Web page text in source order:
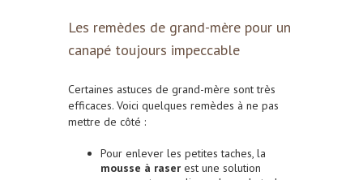
Les remèdes de grand-mère pour un
canapé toujours impeccable
Certaines astuces de grand-mère sont très
efficaces. Voici quelques remèdes à ne pas
mettre de côté :
Pour enlever les petites taches, la
mousse à raser est une solution